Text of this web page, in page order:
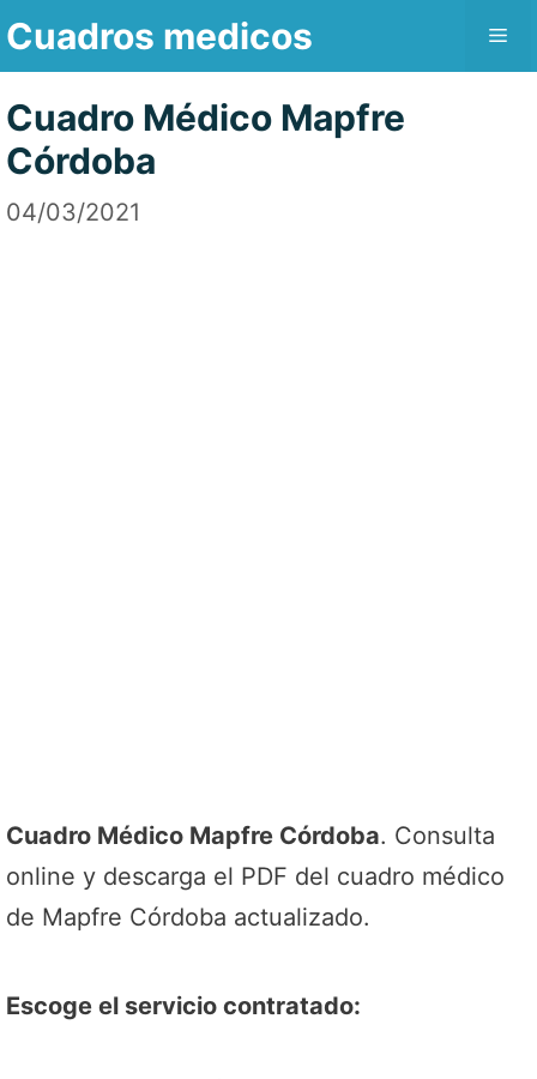
Saltar
contenido
Cuadros medicos
Cuadro Médico Mapfre
Córdoba
04/03/2021
Cuadro Médico Mapfre Córdoba. Consulta
online y descarga el PDF del cuadro médico
de Mapfre Córdoba actualizado.
Escoge el servicio contratado: